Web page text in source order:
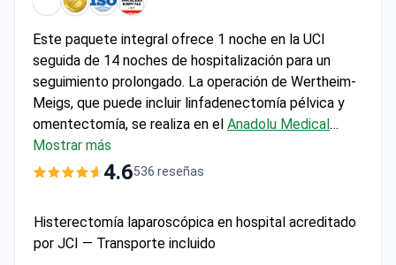
Este paquete integral ofrece 1 noche en la UCI
seguida de 14 noches de hospitalización para un
seguimiento prolongado. La operación de Wertheim-
Meigs, que puede incluir linfadenectomía pélvica y
omentectomía, se realiza en el Anadolu Medical
Center, afiliado a Johns Hopkins. El Dr. Cem
Yalcinkaya, especialista en Ginecología y Oncología
aproximadamente 9.700 $, la tarifa todo incluido
cubre los estudios preoperatorios, la atención
Mostrar más
4.6536 reseñas
Histerectomía laparoscópica en hospital acreditado
por JCI — Transporte incluido